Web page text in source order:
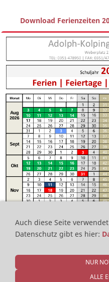
Download Ferienzeiten
Auch diese Seite verwendet
Datenschutz gibt es hier:
NUR
ALLE